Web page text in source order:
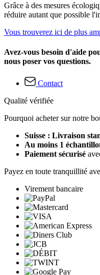
Grâce à des mesures
réduire autant que possible
Vous trouverez ici de plus
Avez-vous besoin d'aide
nous poser vos questions.
Contact
Qualité vérifiée
Pourquoi acheter sur notre
Suisse : Livraison
Au moins 1
Paiement sécurisé
Payez en toute tranquillité
Virement bancaire